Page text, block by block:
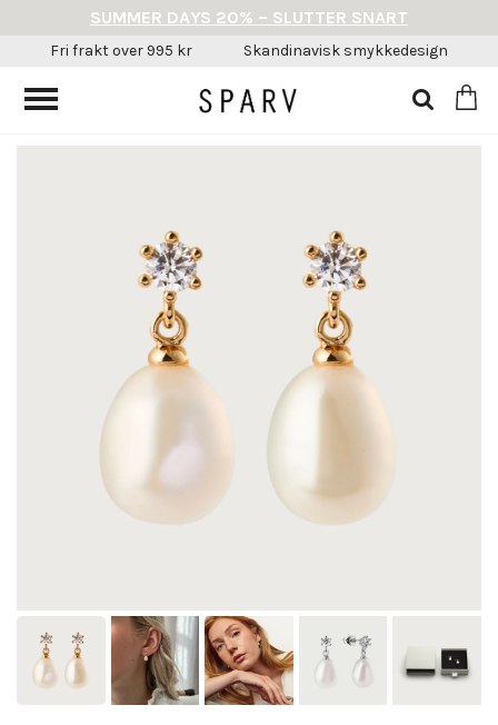
SUMMER DAYS 20% – SLUTTER SNART
Fri frakt over 995 kr Skandinavisk smykkedesign